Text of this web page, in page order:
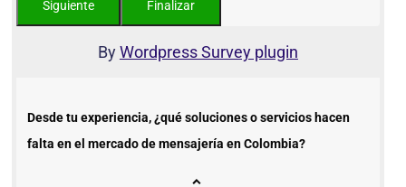
ByWordpress Survey plugin
Desde tu experiencia, ¿qué soluciones o servicios hacen
falta en el mercado de mensajería en Colombia?